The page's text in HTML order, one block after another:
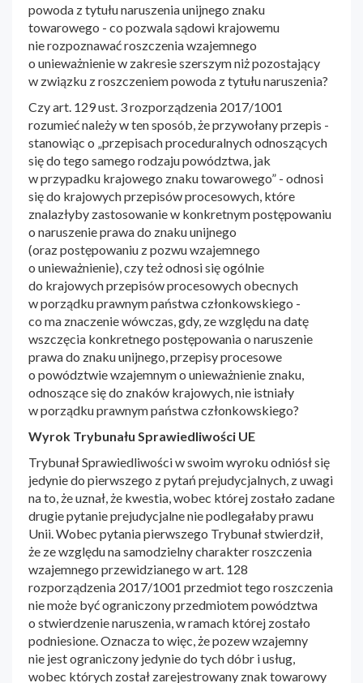
powoda z tytułu naruszenia unijnego znaku
towarowego - co pozwala sądowi krajowemu
nie rozpoznawać roszczenia wzajemnego
o unieważnienie w zakresie szerszym niż pozostający
w związku z roszczeniem powoda z tytułu naruszenia?
Czy art. 129 ust. 3 rozporządzenia 2017/1001
rozumieć należy w ten sposób, że przywołany przepis -
stanowiąc o „przepisach proceduralnych odnoszących
się do tego samego rodzaju powództwa, jak
w przypadku krajowego znaku towarowego” - odnosi
się do krajowych przepisów procesowych, które
znalazłyby zastosowanie w konkretnym postępowaniu
o naruszenie prawa do znaku unijnego
(oraz postępowaniu z pozwu wzajemnego
o unieważnienie), czy też odnosi się ogólnie
do krajowych przepisów procesowych obecnych
w porządku prawnym państwa członkowskiego -
co ma znaczenie wówczas, gdy, ze względu na datę
wszczęcia konkretnego postępowania o naruszenie
prawa do znaku unijnego, przepisy procesowe
o powództwie wzajemnym o unieważnienie znaku,
odnoszące się do znaków krajowych, nie istniały
w porządku prawnym państwa członkowskiego?
Wyrok Trybunału Sprawiedliwości UE
Trybunał Sprawiedliwości w swoim wyroku odniósł się
jedynie do pierwszego z pytań prejudycjalnych, z uwagi
na to, że uznał, że kwestia, wobec której zostało zadane
drugie pytanie prejudycjalne nie podlegałaby prawu
Unii. Wobec pytania pierwszego Trybunał stwierdził,
że ze względu na samodzielny charakter roszczenia
wzajemnego przewidzianego w art. 128
rozporządzenia 2017/1001 przedmiot tego roszczenia
nie może być ograniczony przedmiotem powództwa
o stwierdzenie naruszenia, w ramach której zostało
podniesione. Oznacza to więc, że pozew wzajemny
nie jest ograniczony jedynie do tych dóbr i usług,
wobec których został zarejestrowany znak towarowy